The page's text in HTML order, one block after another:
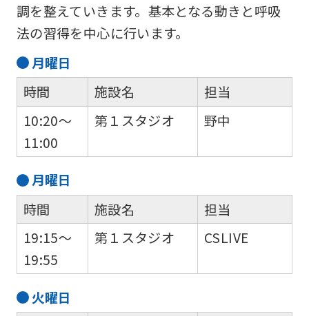
調を整えていきます。基本となる動きと呼吸
法の習得を中心に行います。
月曜日
時間
10:20～
11:00
施設名
第１スタジオ
担当
野中
月曜日
時間
19:15～
19:55
施設名
第１スタジオ
担当
CSLIVE
火曜日